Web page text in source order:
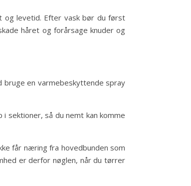
levetid. Efter vask bør du først
håret og forårsage knuder og
bruge en varmebeskyttende spray
sektioner, så du nemt kan komme
får næring fra hovedbunden som
er derfor nøglen, når du tørrer